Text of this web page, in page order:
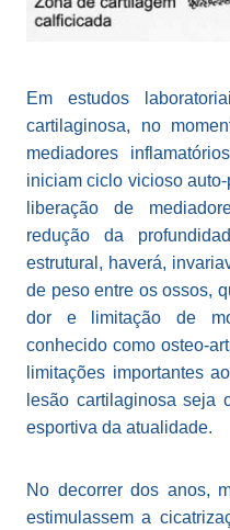
Em estudos
cartilaginosa, no
mediadores
iniciam ciclo vicioso
liberação de
redução da
estrutural, haverá,
de peso entre os ossos,
dor e limitação de
conhecido como osteo-
limitações importantes
lesão cartilaginosa seja
esportiva da atualidade.
No decorrer dos anos,
estimulassem a